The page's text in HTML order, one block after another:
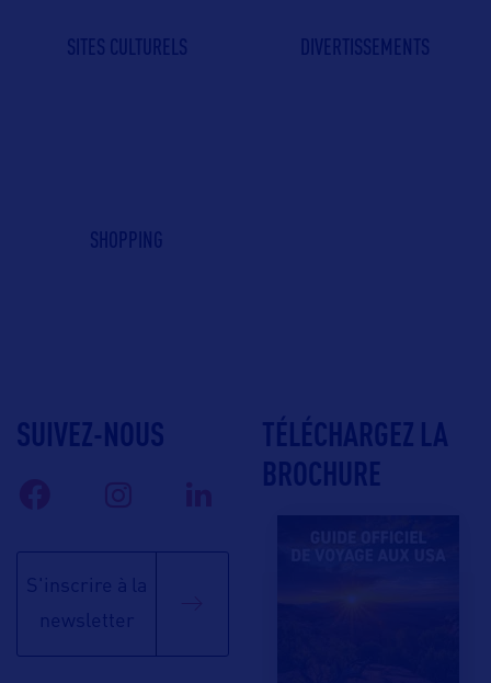
SITES CULTURELS DIVERTISSEMENTS
SHOPPING
SUIVEZ-NOUS
S'inscrire à la
newsletter
TÉLÉCHARGEZ LA
BROCHURE